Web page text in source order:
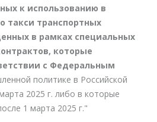
к использованию в
такси транспортных
в рамках специальных
которые
с Федеральным
политике в Российской
2025 г. либо в которые
1 марта 2025 г."